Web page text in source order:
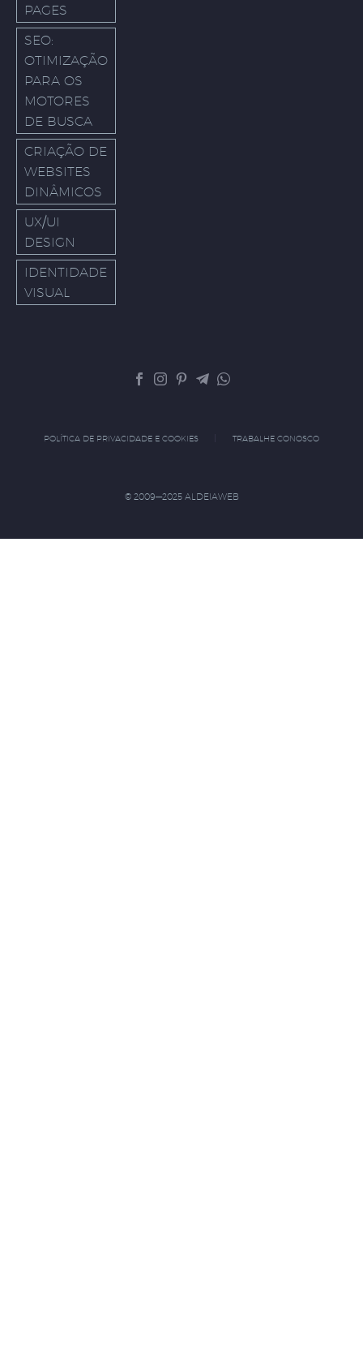
PAGES
SEO:
OTIMIZAÇÃO
PARA OS
MOTORES
DE BUSCA
CRIAÇÃO DE
WEBSITES
DINÂMICOS
UX/UI
DESIGN
IDENTIDADE
VISUAL
POLÍTICA DE PRIVACIDADE E COOKIES TRABALHE CONOSCO
© 2009—2025 ALDEIAWEB